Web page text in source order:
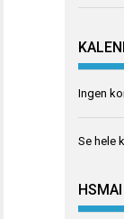
Ingen
Se hele